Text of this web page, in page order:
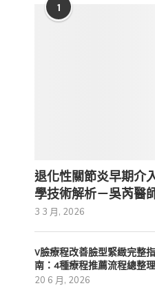
1
退化性關節炎早期介
學技術解析－吳芮醫
3 3 月, 2026
V臉療程改善臉型緊緻完整指
南：4種療程推薦流程總整理
20 6 月, 2026